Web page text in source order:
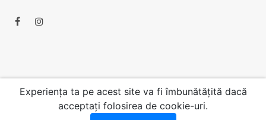
© 2020 VisionHome.ro. Toate drepturile rezervate.
Experiența ta pe acest site va fi îmbunătățită dacă
acceptați folosirea de cookie-uri.